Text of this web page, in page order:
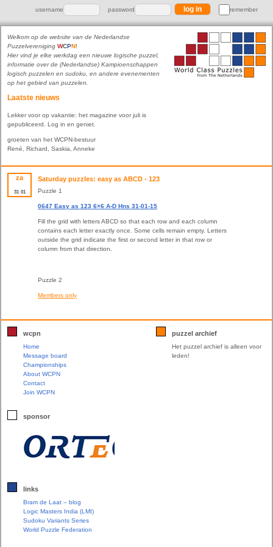
username password remember
Welkom op de website van de Nederlandse
Puzzelvereniging WCPN!
Hier vind je elke werkdag een nieuwe logische puzzel,
informatie over de (Nederlandse) Kampioenschappen
logisch puzzelen en sudoku, en andere evenementen
op het gebied van puzzelen.
Laatste nieuws
Lekker voor op vakantie: het magazine voor juli is
gepubliceerd. Log in en geniet.
groeten van het WCPN-bestuur
René, Richard, Saskia, Anneke
za
31 01
Saturday puzzles: easy as ABCD - 123
Puzzle 1
0647 Easy as 123 6×6 A-D Hns 31-01-15
Fill the grid with letters ABCD so that each row and each column
contains each letter exactly once. Some cells remain empty. Letters
outside the grid indicate the first or second letter in that row or
column from that direction.
Puzzle 2
Members only
wcpn
Home
Message board
Championships
About WCPN
Contact
Join WCPN
sponsor
links
Bram de Laat – blog
Logic Masters India (LMI)
Sudoku Variants Series
World Puzzle Federation
puzzel archief
Het puzzel archief is alleen voor
leden!